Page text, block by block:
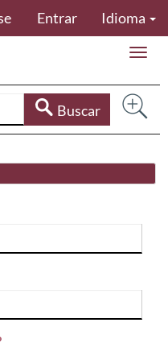
Idioma
Entrar
Buscar
Toggle